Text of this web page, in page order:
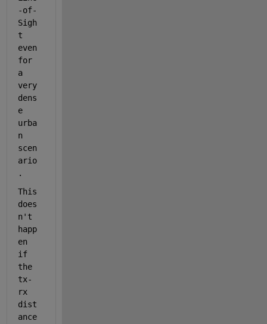
-of-
Sigh
t
even
for
a
very
dens
e
urba
n
scen
ario
.
This
does
n't
happ
en
if
the
tx-
rx
dist
ance